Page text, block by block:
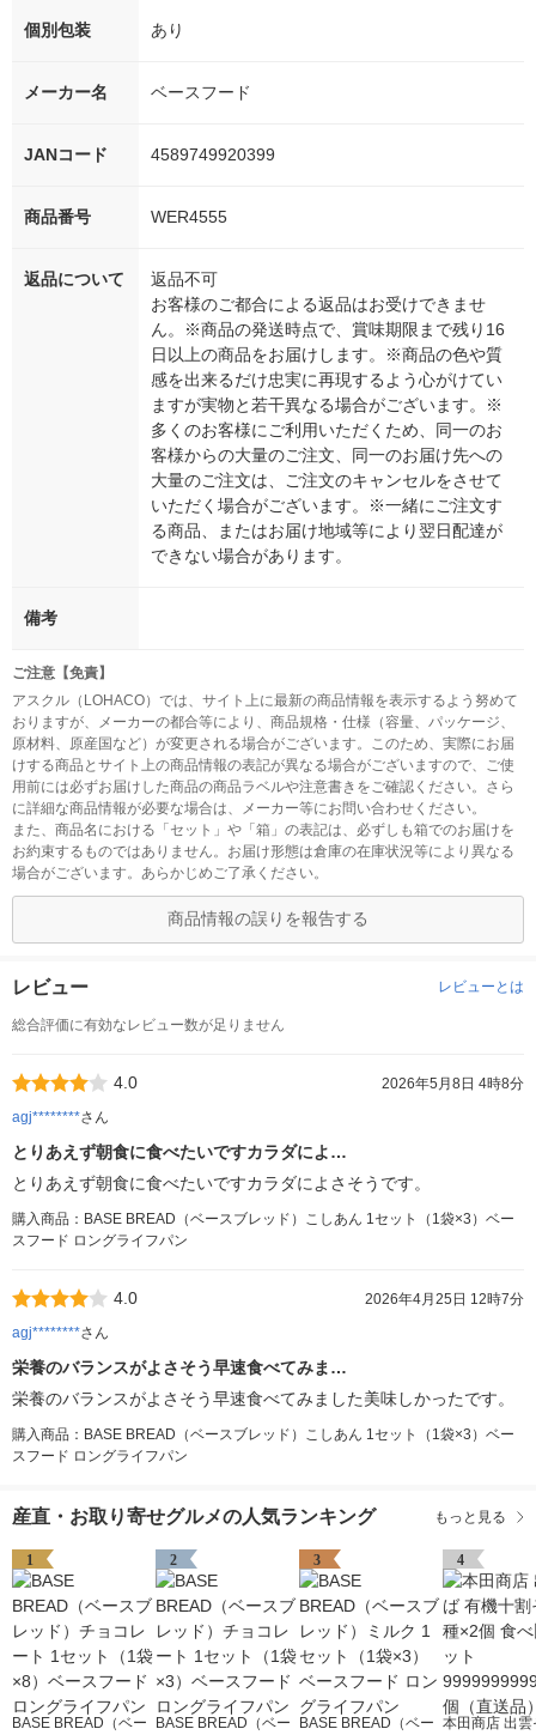
個別包装 あり
メーカー名 ベースフード
JANコード 4589749920399
商品番号 WER4555
返品について
返品不可
お客様のご都合による返品はお受けできませ
ん。※商品の発送時点で、賞味期限まで残り16
日以上の商品をお届けします。※商品の色や質
感を出来るだけ忠実に再現するよう心がけてい
ますが実物と若干異なる場合がございます。※
多くのお客様にご利用いただくため、同一のお
客様からの大量のご注文、同一のお届け先への
大量のご注文は、ご注文のキャンセルをさせて
いただく場合がございます。※一緒にご注文す
る商品、またはお届け地域等により翌日配達が
できない場合があります。
備考
ご注意【免責】
アスクル（LOHACO）では、サイト上に最新の商品情報を表示するよう努めて
おりますが、メーカーの都合等により、商品規格・仕様（容量、パッケージ、
原材料、原産国など）が変更される場合がございます。このため、実際にお届
けする商品とサイト上の商品情報の表記が異なる場合がございますので、ご使
用前には必ずお届けした商品の商品ラベルや注意書きをご確認ください。さら
に詳細な商品情報が必要な場合は、メーカー等にお問い合わせください。
また、商品名における「セット」や「箱」の表記は、必ずしも箱でのお届けを
お約束するものではありません。お届け形態は倉庫の在庫状況等により異なる
場合がございます。あらかじめご了承ください。
商品情報の誤りを報告する
レビュー レビューとは
総合評価に有効なレビュー数が足りません
4.0
2026年5月8日 4時8分
agj********さん
とりあえず朝食に食べたいですカラダによ…
とりあえず朝食に食べたいですカラダによさそうです。
購入商品：BASE BREAD（ベースブレッド）こしあん 1セット（1袋×3）ベー
スフード ロングライフパン
4.0
2026年4月25日 12時7分
agj********さん
栄養のバランスがよさそう早速食べてみま…
栄養のバランスがよさそう早速食べてみました美味しかったです。
購入商品：BASE BREAD（ベースブレッド）こしあん 1セット（1袋×3）ベー
スフード ロングライフパン
産直・お取り寄せグルメの人気ランキング もっと見る
1
BASE BREAD（ベー
2
BASE BREAD（ベー
3
BASE BREAD（ベー
4
本田商店 出雲